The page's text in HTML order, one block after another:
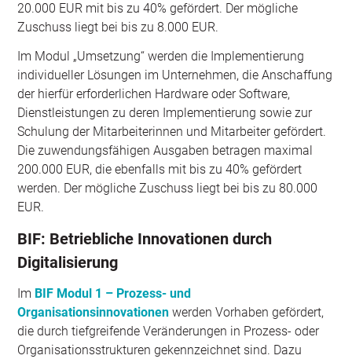
20.000 EUR mit bis zu 40% gefördert. Der mögliche
Zuschuss liegt bei bis zu 8.000 EUR.
Im Modul „Umsetzung“ werden die Implementierung
individueller Lösungen im Unternehmen, die Anschaffung
der hierfür erforderlichen Hardware oder Software,
Dienstleistungen zu deren Implementierung sowie zur
Schulung der Mitarbeiterinnen und Mitarbeiter gefördert.
Die zuwendungsfähigen Ausgaben betragen maximal
200.000 EUR, die ebenfalls mit bis zu 40% gefördert
werden. Der mögliche Zuschuss liegt bei bis zu 80.000
EUR.
BIF: Betriebliche Innovationen durch
Digitalisierung
Im BIF Modul 1 – Prozess- und
Organisationsinnovationen werden Vorhaben gefördert,
die durch tiefgreifende Veränderungen in Prozess- oder
Organisationsstrukturen gekennzeichnet sind. Dazu